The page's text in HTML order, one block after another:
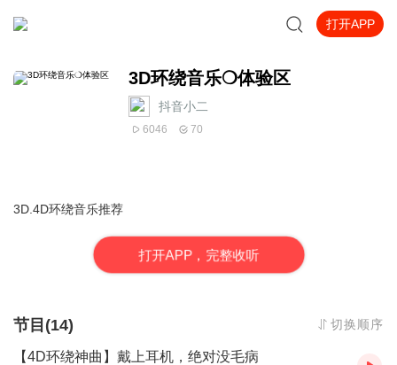
打开APP
3D环绕音乐❍体验区
抖音小二
6046 70
3D.4D环绕音乐推荐
打开APP，完整收听
节目(14) 切换顺序
【4D环绕神曲】戴上耳机，绝对没毛病